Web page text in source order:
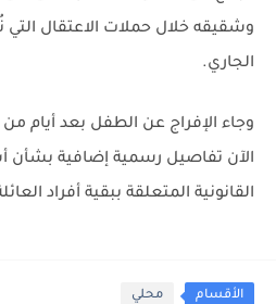
الجاري.
وجاء الإفراج عن الطفل بعد أيام
الآن تفاصيل رسمية إضافية بشأن
القانونية المتعلقة ببقية أفراد
الأقسام محلي